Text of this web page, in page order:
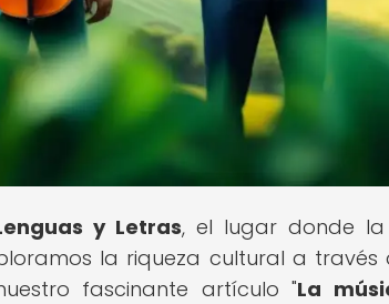
y Letras, el lugar donde la
la riqueza cultural a
fascinante artículo "La